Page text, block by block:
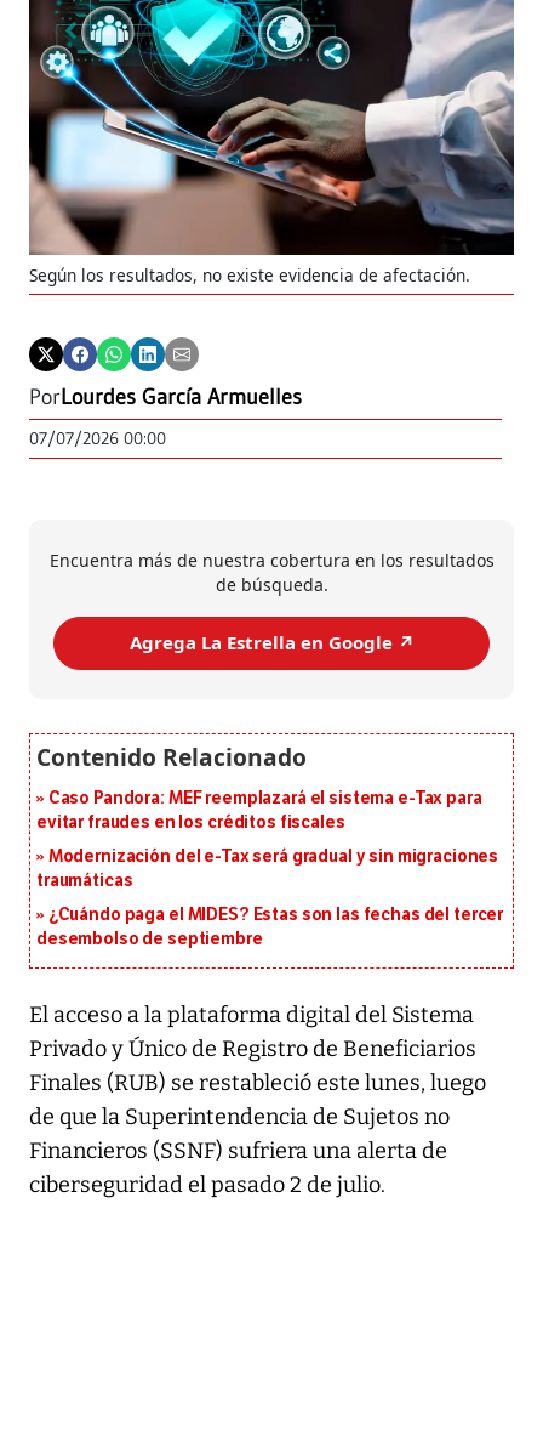
Según los resultados, no existe evidencia de afectación.
PorLourdes García Armuelles
07/07/2026 00:00
Encuentra más de nuestra cobertura en los resultados
de búsqueda.
Agrega La Estrella en Google ↗️
Caso Pandora: MEF reemplazará el sistema e-Tax para
evitar fraudes en los créditos fiscales
Modernización del e-Tax será gradual y sin migraciones
traumáticas
¿Cuándo paga el MIDES? Estas son las fechas del tercer
desembolso de septiembre
El acceso a la plataforma digital del Sistema
Privado y Único de Registro de Beneficiarios
Finales (RUB) se restableció este lunes, luego
de que la Superintendencia de Sujetos no
Financieros (SSNF) sufriera una alerta de
ciberseguridad el pasado 2 de julio.